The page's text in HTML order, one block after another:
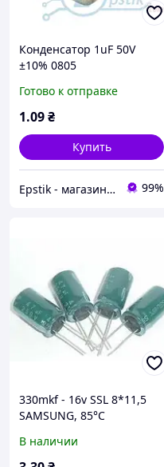
Конденсатор 1uF 50V
±10% 0805
Готово к отправке
1.09₴
Купить
Epstik - магазин радиокомпонентов 99%
330mkf - 16v SSL 8*11,5
SAMSUNG, 85°C
електролітичний
В наличии